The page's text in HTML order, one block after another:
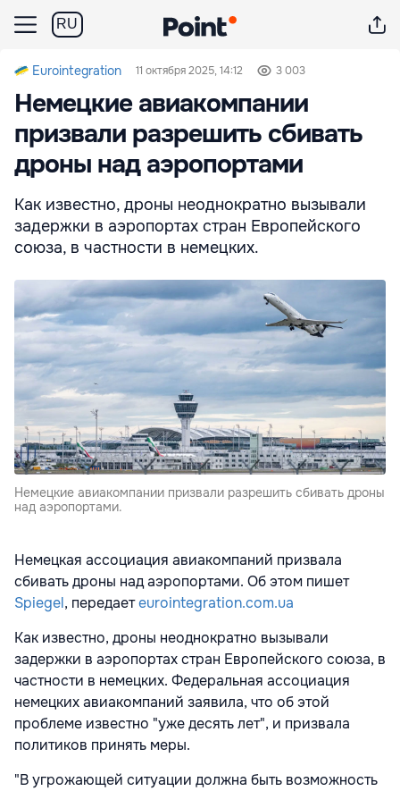
RU
Eurointegration 11 октября 2025, 14:12 3 003
Немецкие авиакомпании
призвали разрешить сбивать
дроны над аэропортами
Как известно, дроны неоднократно вызывали
задержки в аэропортах стран Европейского
союза, в частности в немецких.
Немецкие авиакомпании призвали разрешить сбивать дроны
над аэропортами.
Немецкая ассоциация авиакомпаний призвала
сбивать дроны над аэропортами. Об этом пишет
Spiegel, передаетeurointegration.com.ua
Как известно, дроны неоднократно вызывали
задержки в аэропортах стран Европейского союза, в
частности в немецких. Федеральная ассоциация
немецких авиакомпаний заявила, что об этой
проблеме известно "уже десять лет", и призвала
политиков принять меры.
"В угрожающей ситуации должна быть возможность